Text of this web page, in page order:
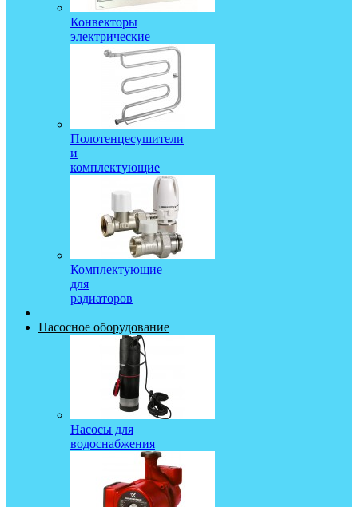
Конвекторы
электрические
Полотенцесушители
и
комплектующие
Комплектующие
для
радиаторов
Насосное оборудование
Насосы для
водоснабжения